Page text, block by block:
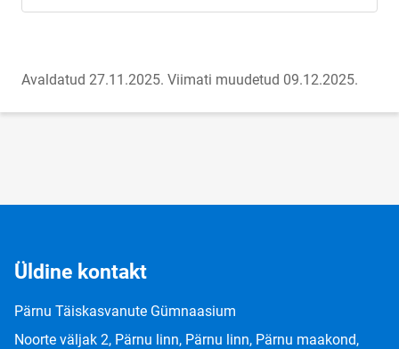
Avaldatud 27.11.2025. Viimati muudetud 09.12.2025.
Üldine kontakt
Pärnu Täiskasvanute Gümnaasium
Noorte väljak 2, Pärnu linn, Pärnu linn, Pärnu maakond,